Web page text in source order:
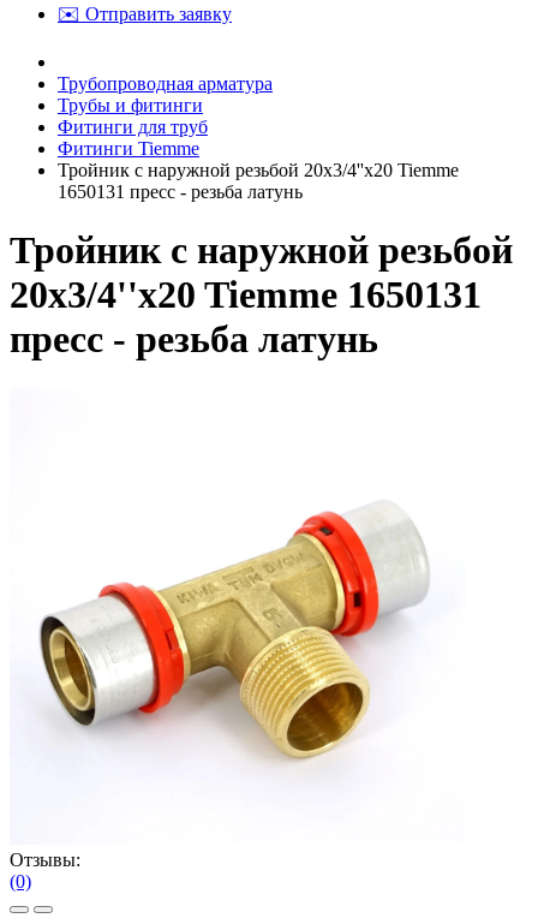
✉️ Отправить заявку
Трубопроводная арматура
Трубы и фитинги
Фитинги для труб
Фитинги Tiemme
Тройник с наружной резьбой 20x3/4''x20 Tiemme
1650131 пресс - резьба латунь
Тройник с наружной резьбой
20x3/4''x20 Tiemme 1650131
пресс - резьба латунь
Отзывы:
(0)